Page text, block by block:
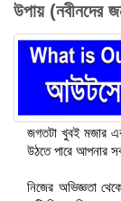
উপায় (নবীনদের
জগতটা খুবই মজার
উঠতে পারে আপনার
নিজের অভিজ্ঞতা